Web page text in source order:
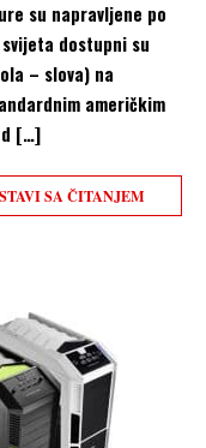
su napravljene po
dostupni su
– slova) na
američkim
[…]
SA ČITANJEM